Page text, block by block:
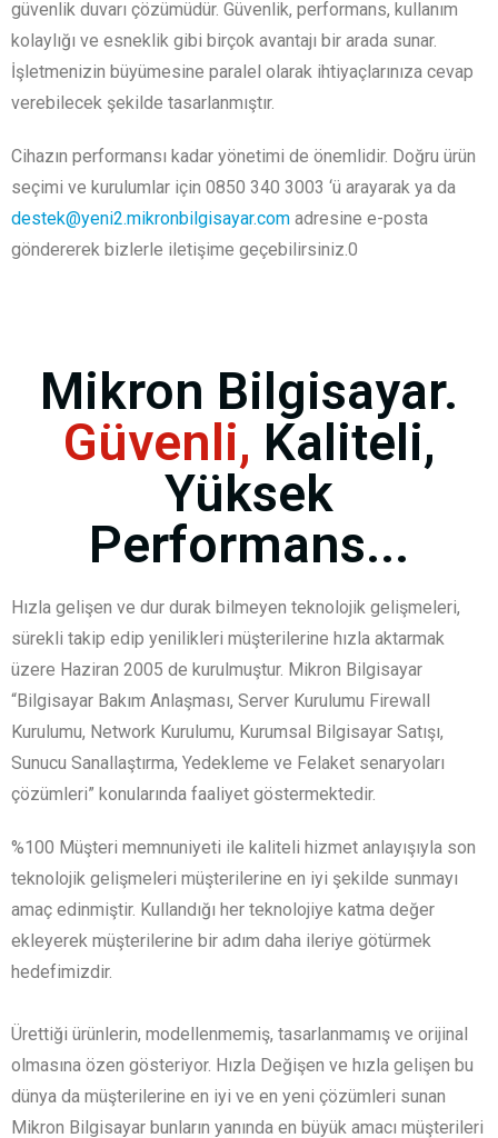
güvenlik duvarı çözümüdür. Güvenlik, performans, kullanım
kolaylığı ve esneklik gibi birçok avantajı bir arada sunar.
İşletmenizin büyümesine paralel olarak ihtiyaçlarınıza cevap
verebilecek şekilde tasarlanmıştır.
Cihazın performansı kadar yönetimi de önemlidir. Doğru ürün
seçimi ve kurulumlar için 0850 340 3003 ‘ü arayarak ya da
destek@yeni2.mikronbilgisayar.com adresine e-posta
göndererek bizlerle iletişime geçebilirsiniz.0
Mikron Bilgisayar.
Güvenli, Kaliteli,
Yüksek
Performans...
Hızla gelişen ve dur durak bilmeyen teknolojik gelişmeleri,
sürekli takip edip yenilikleri müşterilerine hızla aktarmak
üzere Haziran 2005 de kurulmuştur. Mikron Bilgisayar
“Bilgisayar Bakım Anlaşması, Server Kurulumu Firewall
Kurulumu, Network Kurulumu, Kurumsal Bilgisayar Satışı,
Sunucu Sanallaştırma, Yedekleme ve Felaket senaryoları
çözümleri” konularında faaliyet göstermektedir.
%100 Müşteri memnuniyeti ile kaliteli hizmet anlayışıyla son
teknolojik gelişmeleri müşterilerine en iyi şekilde sunmayı
amaç edinmiştir. Kullandığı her teknolojiye katma değer
ekleyerek müşterilerine bir adım daha ileriye götürmek
hedefimizdir.
Ürettiği ürünlerin, modellenmemiş, tasarlanmamış ve orijinal
olmasına özen gösteriyor. Hızla Değişen ve hızla gelişen bu
dünya da müşterilerine en iyi ve en yeni çözümleri sunan
Mikron Bilgisayar bunların yanında en büyük amacı müşterileri